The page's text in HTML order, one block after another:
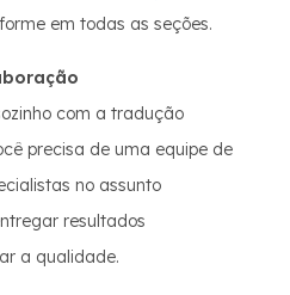
em todas as seções.
com a tradução
precisa de uma equipe de
no assunto
resultados
a qualidade.